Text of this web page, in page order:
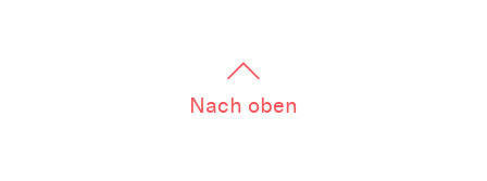
Nach oben